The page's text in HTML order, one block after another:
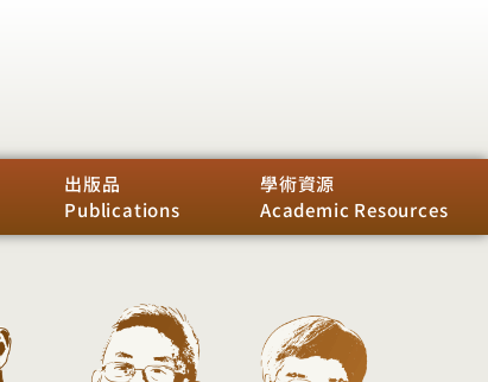
出版品
Publications
學術資源
Academic Resources